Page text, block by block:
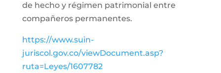
de hecho y régimen patrimonial entre
compañeros permanentes.
https://www.suin-
juriscol.gov.co/viewDocument.asp?
ruta=Leyes/1607782